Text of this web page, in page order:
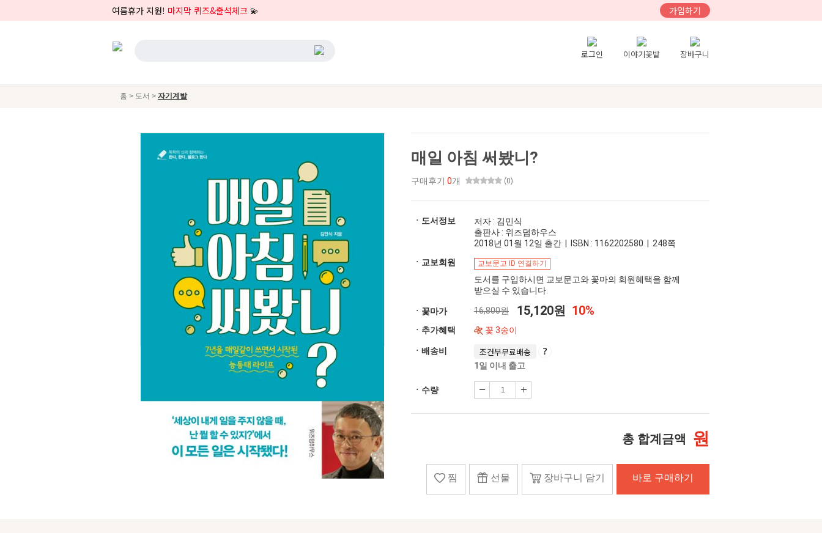
여름휴가 지원! 마지막 퀴즈&출석체크 💫 가입하기
로그인 이야기꽃밭 장바구니
홈 > 도서 > 자기계발
매일 아침 써봤니?
구매후기 0개 (0)
ㆍ도서정보
저자 : 김민식
출판사 : 위즈덤하우스
2018년 01월 12일 출간 | ISBN : 1162202580 | 248쪽
ㆍ교보회원
교보문고 ID 연결하기
도서를 구입하시면 교보문고와 꽃마의 회원혜택을 함께
받으실 수 있습니다.
ㆍ꽃마가 16,800원 15,120원 10%
ㆍ추가혜택 꽃 3송이
ㆍ배송비 조건부무료배송
1일 이내 출고
ㆍ수량
총 합계금액 원
찜 선물 장바구니 담기 바로 구매하기